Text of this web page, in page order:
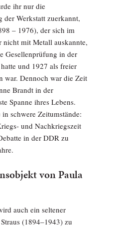
ihr nur die
der Werkstatt zuerkannt,
– 1976), der sich im
nicht mit Metall auskannte,
Gesellenprüfung in der
und 1927 als freier
war. Dennoch war die Zeit
Brandt in der
Spanne ihres Lebens.
schwere Zeitumstände:
und Nachkriegszeit
in der DDR zu
von Paula
auch ein seltener
(1894–1943) zu